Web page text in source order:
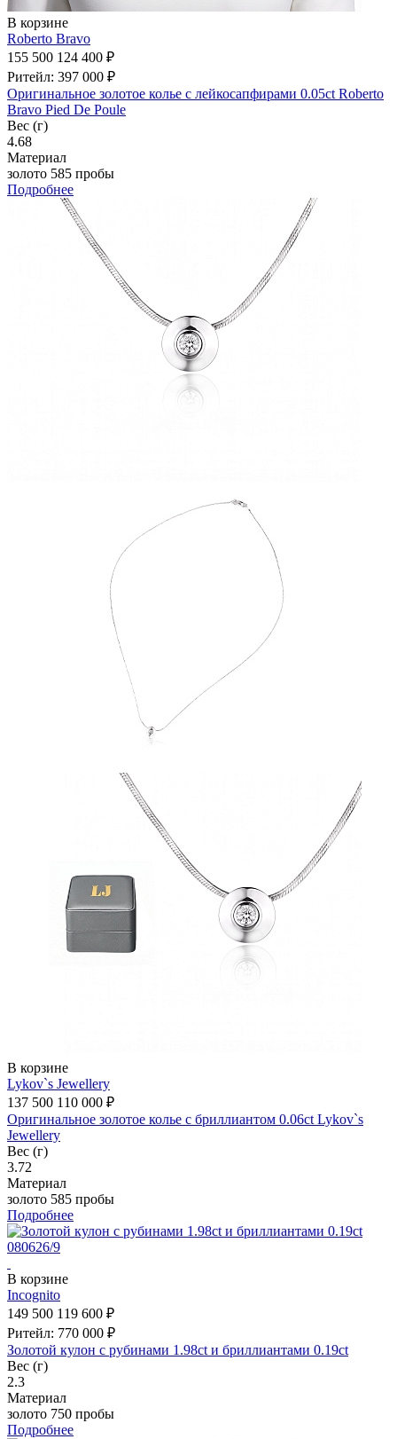
В корзине
Roberto Bravo
155 500 124 400 ₽
Ритейл: 397 000 ₽
Оригинальное золотое колье с лейкосапфирами 0.05ct Roberto
Bravo Pied De Poule
Вес (г)
4.68
Материал
золото 585 пробы
Подробнее
В корзине
Lykov`s Jewellery
137 500 110 000 ₽
Оригинальное золотое колье с бриллиантом 0.06ct Lykov`s
Jewellery
Вес (г)
3.72
Материал
золото 585 пробы
Подробнее
В корзине
Incognito
149 500 119 600 ₽
Ритейл: 770 000 ₽
Золотой кулон с рубинами 1.98ct и бриллиантами 0.19ct
Вес (г)
2.3
Материал
золото 750 пробы
Подробнее